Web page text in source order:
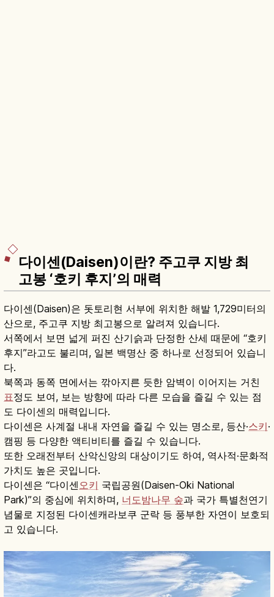
다이센(Daisen)이란? 주고쿠 지방 최
고봉 ‘호키 후지’의 매력
다이센(Daisen)은 돗토리현 서부에 위치한 해발 1,729미터의
산으로, 주고쿠 지방 최고봉으로 알려져 있습니다.
서쪽에서 보면 넓게 퍼진 산기슭과 단정한 산세 때문에 “호키
후지”라고도 불리며, 일본 백명산 중 하나로 선정되어 있습니
다.
북쪽과 동쪽 면에서는 깎아지른 듯한 암벽이 이어지는 거친
표정도 보여, 보는 방향에 따라 다른 모습을 즐길 수 있는 점
도 다이센의 매력입니다.
다이센은 사계절 내내 자연을 즐길 수 있는 명소로, 등산·스키·
캠핑 등 다양한 액티비티를 즐길 수 있습니다.
또한 오래전부터 산악신앙의 대상이기도 하여, 역사적·문화적
가치도 높은 곳입니다.
다이센은 “다이센 오키 국립공원(Daisen-Oki National
Park)”의 중심에 위치하며, 너도밤나무 숲과 국가 특별천연기
념물로 지정된 다이센캐라보쿠 군락 등 풍부한 자연이 보호되
고 있습니다.